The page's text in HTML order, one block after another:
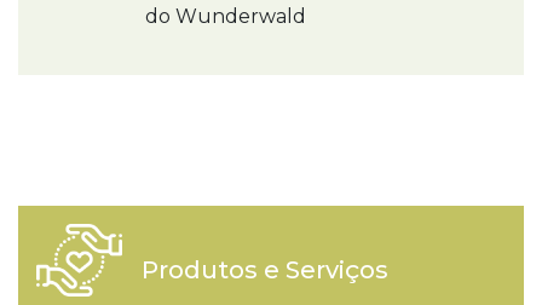
do Wunderwald
Produtos e Serviços